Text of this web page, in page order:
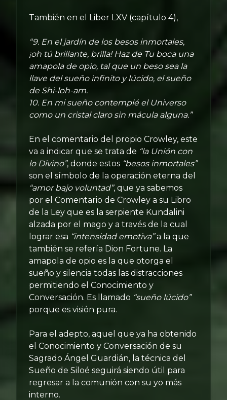
También en el Liber LXV (capítulo 4),
“9. En el jardín de los besos inmortales,
¡oh tú brillante, brilla! Haz de Tu boca una
amapola de opio, tal que un beso sea la
llave del sueño infinito y lúcido, el sueño
de Shi-loh-am.
10. En mi sueño contemplé el Universo
como un cristal claro sin mácula alguna.”
En el comentario del propio Crowley, este
va a indicar que se trata de “la Unión con
lo Divino”, donde estos “besos inmortales”
son el símbolo de la operación eterna del
“amor bajo voluntad”, que ya sabemos
por el Comentario de Crowley a su Libro
de la Ley que es la serpiente Kundalini
alzada por el mago y a través de la cual
lograr esa “intensidad emotiva”a la que
también se refería Dion Fortune. La
amapola de opio es la que otorga el
sueño y silencia todas las distracciones
permitiendo el Conocimiento y
Conversación. Es llamado “sueño lúcido”
porque es visión pura.
Para el adepto, aquel que ya ha obtenido
el Conocimiento y Conversación de su
Sagrado Ángel Guardián, la técnica del
Sueño de Siloé seguirá siendo útil para
regresar a la comunión con su yo más
interno.